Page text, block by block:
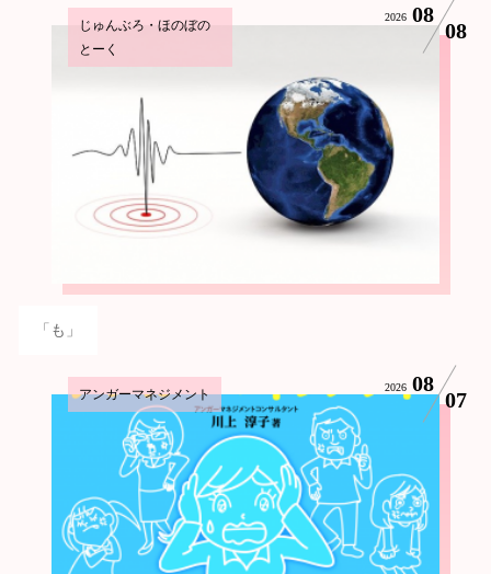
じゅんぶろ・ほのぼの
とーく
2026 08
08
「も」
アンガーマネジメント 2026 08
07